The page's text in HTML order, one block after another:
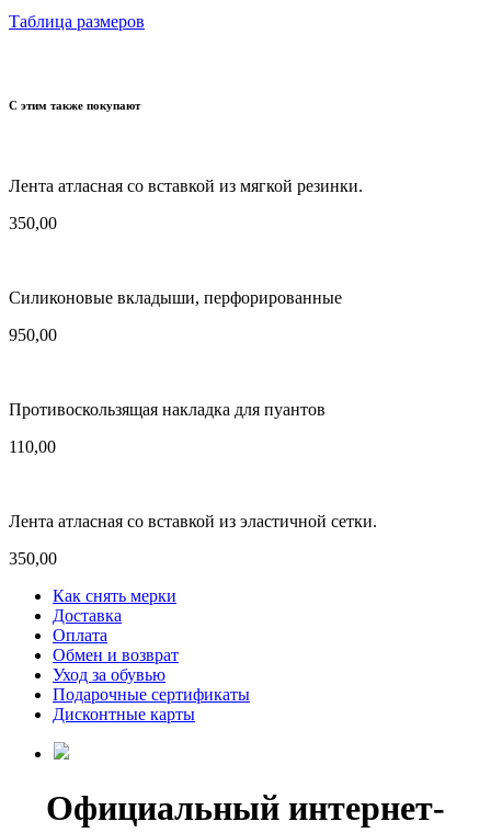
Таблица размеров
С этим также покупают
Лента атласная со вставкой из мягкой резинки.
350,00
Силиконовые вкладыши, перфорированные
950,00
Противоскользящая накладка для пуантов
110,00
Лента атласная со вставкой из эластичной сетки.
350,00
Как снять мерки
Доставка
Оплата
Обмен и возврат
Уход за обувью
Подарочные сертификаты
Дисконтные карты
Официальный интернет-